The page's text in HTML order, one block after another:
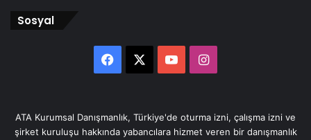
Sosyal
Facebook YouTubeInstagram
ATA Kurumsal Danışmanlık, Türkiye'de oturma izni, çalışma izni ve
şirket kuruluşu hakkında yabancılara hizmet veren bir danışmanlık